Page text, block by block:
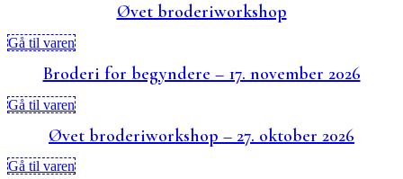
Øvet broderiworkshop
Gå til varen
Broderi for begyndere – 17. november 2026
Gå til varen
Øvet broderiworkshop – 27. oktober 2026
Gå til varen